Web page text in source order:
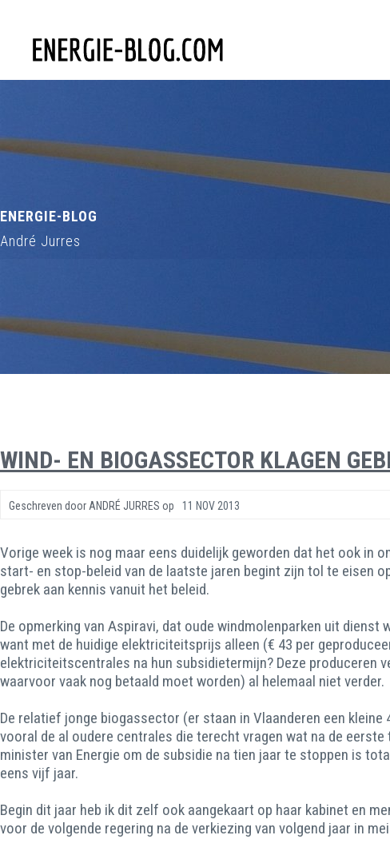
ENERGIE-BLOG
André Jurres
WIND- EN BIOGASSECTOR KLAGEN
Geschreven door ANDRÉ JURRES op 11 NOV 2013
Vorige week is nog maar eens duidelijk geworden dat het ook in
start- en stop-beleid van de laatste jaren begint zijn tol te eisen
gebrek aan kennis vanuit het beleid.
De opmerking van Aspiravi, dat oude windmolenparken uit
want met de huidige elektriciteitsprijs alleen (€ 43 per
elektriciteitscentrales na hun subsidietermijn? Deze
waarvoor vaak nog betaald moet worden) al helemaal niet verder.
De relatief jonge biogassector (er staan in Vlaanderen een
vooral de al oudere centrales die terecht vragen wat na de
minister van Energie om de subsidie na tien jaar te stoppen is
eens vijf jaar.
Begin dit jaar heb ik dit zelf ook aangekaart op haar kabinet en
voor de volgende regering na de verkiezing van volgend jaar in